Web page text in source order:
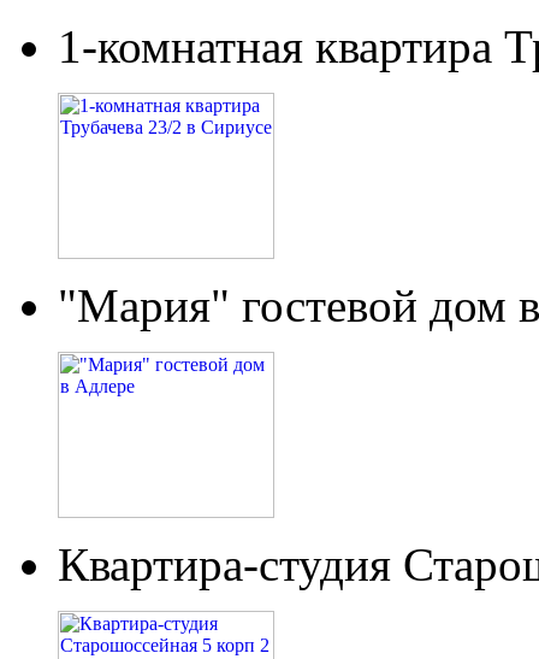
1-комнатная квартира
"Мария" гостевой дом
Квартира-студия